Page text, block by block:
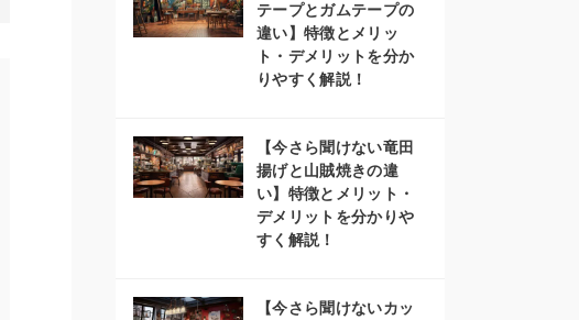
テープとガムテープの
違い】特徴とメリッ
ト・デメリットを分か
りやすく解説！
【今さら聞けない竜田
揚げと山賊焼きの違
い】特徴とメリット・
デメリットを分かりや
すく解説！
【今さら聞けないカッ